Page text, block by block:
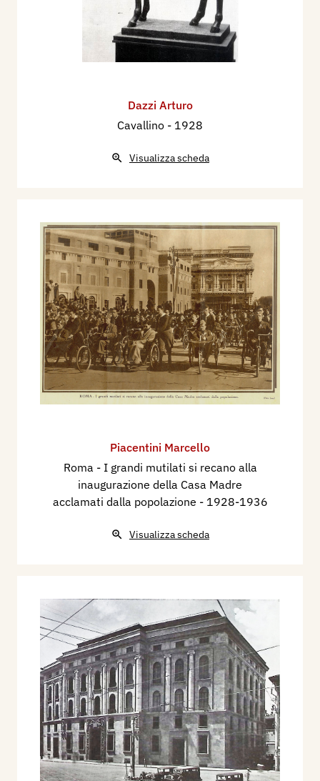
Dazzi Arturo
Cavallino - 1928
Visualizza scheda
Piacentini Marcello
Roma - I grandi mutilati si recano alla
inaugurazione della Casa Madre
acclamati dalla popolazione - 1928-1936
Visualizza scheda